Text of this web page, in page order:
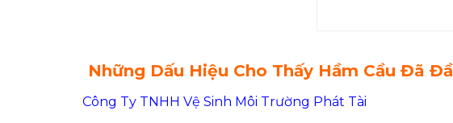
Những Dấu Hiệu Cho Thấy Hầm Cầu Đã
Công Ty TNHH Vệ Sinh Môi Trường Phát Tài